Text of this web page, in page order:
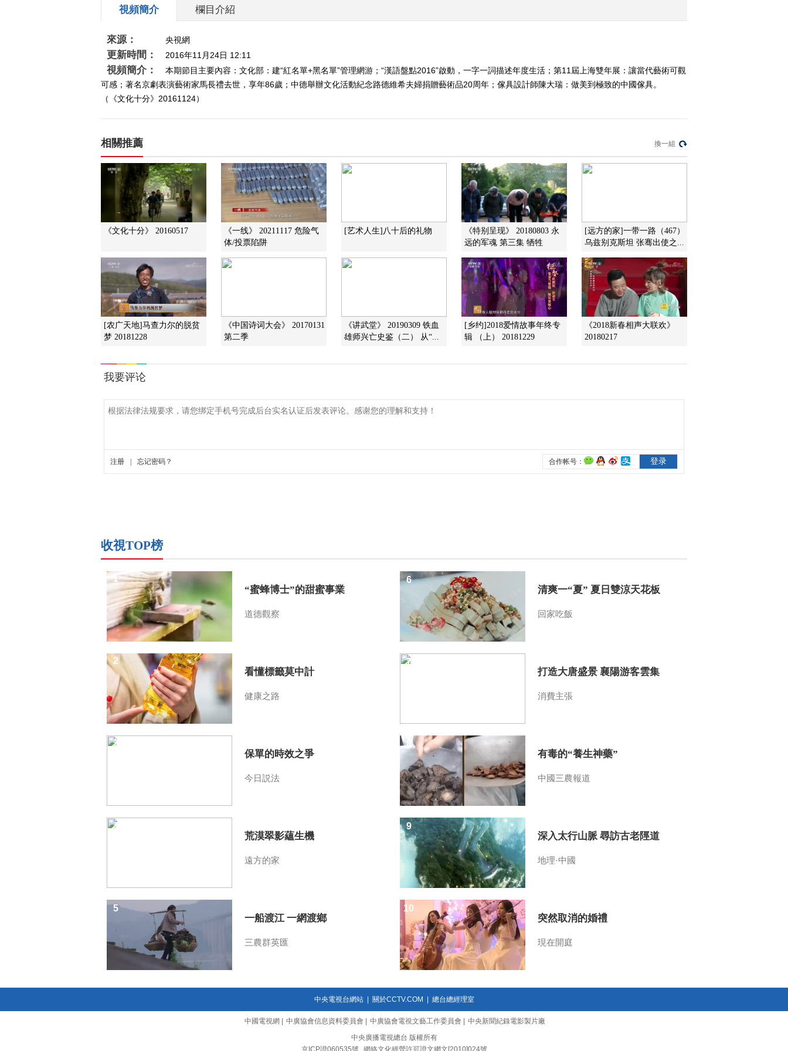
2016-11-17 11:51:35
2016-11-16 12:05:34
《文化十分》 20161115
2016-11-15 12:16:09
《文化十分》 20161114
2016-11-07 13:18:10
《文化十分》 20161103
視頻簡介 欄目介紹
來源： 央視網
更新時間： 2016年11月24日 12:11
視頻簡介：
本期節目主要內容：文化部：建“紅名單+黑名單”管理網游；“漢語盤點2016”啟動，一字一詞描述年度生活；第11屆上海雙年展：讓當代藝術可觀
可感；著名京劇表演藝術家馬長禮去世，享年86歲；中德舉辦文化活動紀念路德維希夫婦捐贈藝術品20周年；傢具設計師陳大瑞：做美到極致的中國傢具。
（《文化十分》20161124）
相關推薦 換一組
《文化十分》 20160517
《一线》 20211117 危险气
体/投票陷阱
[艺术人生]八十后的礼物
《特别呈现》 20180803 永
远的军魂 第三集 牺牲
[远方的家]一带一路（467）
乌兹别克斯坦 张骞出使之...
[农广天地]马查力尔的脱贫
梦 20181228
《中国诗词大会》 20170131
第二季
《讲武堂》 20190309 铁血
雄师兴亡史鉴（二） 从“...
[乡约]2018爱情故事年终专
辑 （上） 20181229
《2018新春相声大联欢》
20180217
收視TOP榜
“蜜蜂博士”的甜蜜事業
道德觀察
1
看懂標籤莫中計
健康之路
2
保單的時效之爭
今日説法
3
荒漠翠影蘊生機
遠方的家
4
一船渡江 一網渡鄉
三農群英匯
5
清爽一“夏” 夏日雙涼天花板
回家吃飯
6
打造大唐盛景 襄陽游客雲集
消費主張
7
有毒的“養生神藥”
中國三農報道
8
深入太行山脈 尋訪古老陘道
地理·中國
9
突然取消的婚禮
現在開庭
10
中央電視台網站| 關於CCTV.COM 總台總經理室
中國電視網 中廣協會信息資料委員會 中廣協會電視文藝工作委員會
中央新聞紀錄電影製片廠
中央廣播電視總台 版權所有
京ICP證060535號
網絡文化經營許可證文網文[2010]024號